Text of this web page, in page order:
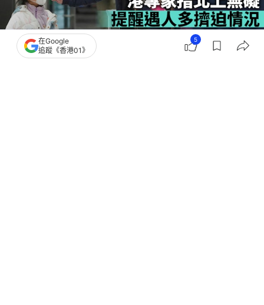
在Google
追蹤《香港01》
5